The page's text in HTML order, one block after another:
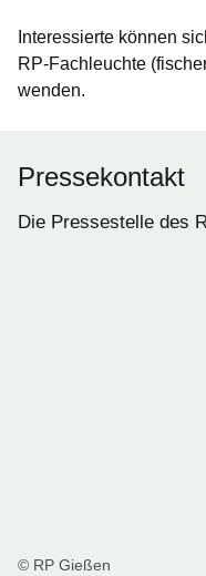
Interessierte können
RP-Fachleuchte
wenden.
Pressekontakt
Die Pressestelle des
© RP Gießen